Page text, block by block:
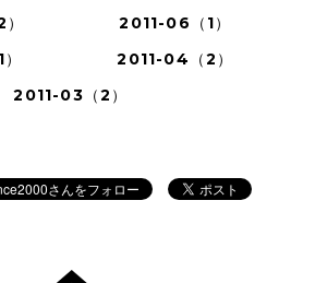
2011-06（1）
2011-04（2）
2011-03（2）